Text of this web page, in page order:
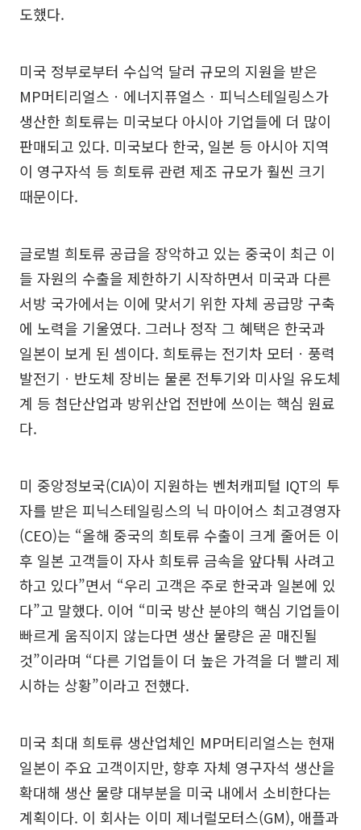
도했다.
미국 정부로부터 수십억 달러 규모의 지원을 받은
MP머티리얼스ㆍ에너지퓨얼스ㆍ피닉스테일링스가
생산한 희토류는 미국보다 아시아 기업들에 더 많이
판매되고 있다. 미국보다 한국, 일본 등 아시아 지역
이 영구자석 등 희토류 관련 제조 규모가 훨씬 크기
때문이다.
글로벌 희토류 공급을 장악하고 있는 중국이 최근 이
들 자원의 수출을 제한하기 시작하면서 미국과 다른
서방 국가에서는 이에 맞서기 위한 자체 공급망 구축
에 노력을 기울였다. 그러나 정작 그 혜택은 한국과
일본이 보게 된 셈이다. 희토류는 전기차 모터ㆍ풍력
발전기ㆍ반도체 장비는 물론 전투기와 미사일 유도체
계 등 첨단산업과 방위산업 전반에 쓰이는 핵심 원료
다.
미 중앙정보국(CIA)이 지원하는 벤처캐피털 IQT의 투
자를 받은 피닉스테일링스의 닉 마이어스 최고경영자
(CEO)는 “올해 중국의 희토류 수출이 크게 줄어든 이
후 일본 고객들이 자사 희토류 금속을 앞다퉈 사려고
하고 있다”면서 “우리 고객은 주로 한국과 일본에 있
다”고 말했다. 이어 “미국 방산 분야의 핵심 기업들이
빠르게 움직이지 않는다면 생산 물량은 곧 매진될
것”이라며 “다른 기업들이 더 높은 가격을 더 빨리 제
시하는 상황”이라고 전했다.
미국 최대 희토류 생산업체인 MP머티리얼스는 현재
일본이 주요 고객이지만, 향후 자체 영구자석 생산을
확대해 생산 물량 대부분을 미국 내에서 소비한다는
계획이다. 이 회사는 이미 제너럴모터스(GM), 애플과